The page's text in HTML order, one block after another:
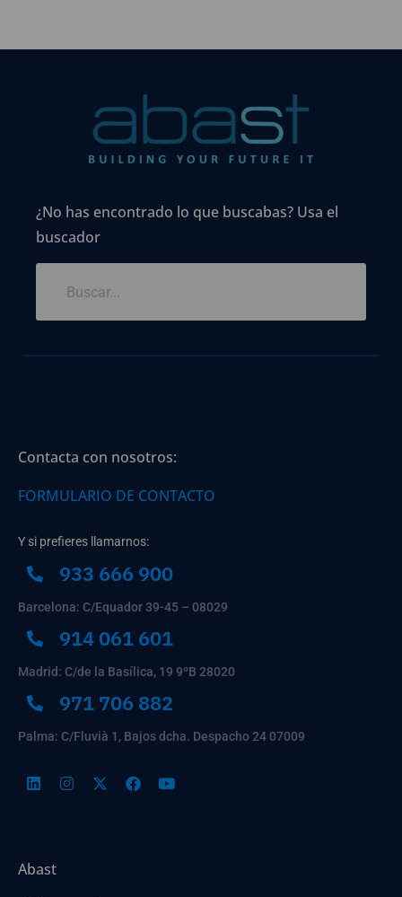
¿No has encontrado lo que buscabas? Usa el
buscador
Contacta con nosotros:
FORMULARIO DE CONTACTO
Y si prefieres llamarnos:
933 666 900
Barcelona: C/Equador 39-45 – 08029
914 061 601
Madrid: C/de la Basílica, 19 9ºB 28020
971 706 882
Palma: C/Fluvià 1, Bajos dcha. Despacho 24 07009
Abast